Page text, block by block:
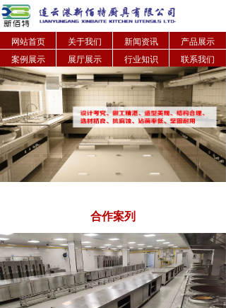
网站首页 关于我们 新闻资讯
产品展示
案例展示
展厅展示 行业知识 联系我们
合作案列